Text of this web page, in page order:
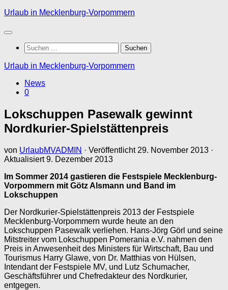
Zum
springen
Urlaub in Mecklenburg-Vorpommern
Suchen
nach:
Urlaub in Mecklenburg-Vorpommern
News
0
Lokschuppen Pasewalk gewinnt
Nordkurier-Spielstättenpreis
von UrlaubMVADMIN · Veröffentlicht 29. November 2013 ·
Aktualisiert9. Dezember 2013
Im Sommer 2014 gastieren die Festspiele Mecklenburg-
Vorpommern mit Götz Alsmann und Band im
Lokschuppen
Der Nordkurier-Spielstättenpreis 2013 der Festspiele
Mecklenburg-Vorpommern wurde heute an den
Lokschuppen Pasewalk verliehen. Hans-Jörg Görl und seine
Mitstreiter vom Lokschuppen Pomerania e.V. nahmen den
Preis in Anwesenheit des Ministers für Wirtschaft, Bau und
Tourismus Harry Glawe, von Dr. Matthias von Hülsen,
Intendant der Festspiele MV, und Lutz Schumacher,
Geschäftsführer und Chefredakteur des Nordkurier,
entgegen.